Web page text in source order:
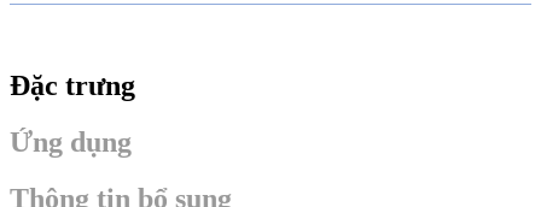
Đặc trưng
Ứng dụng
Thông tin bổ sung